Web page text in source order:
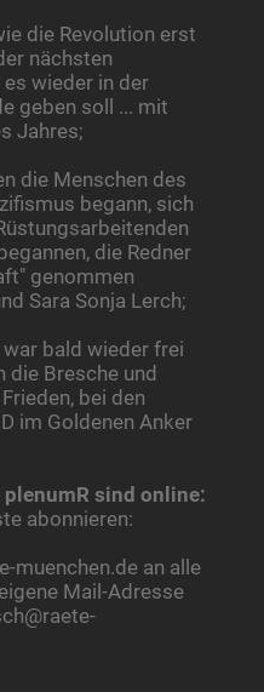
die Revolution erst
nächsten
wieder in der
geben soll ... mit
Jahres;
die Menschen des
begann, sich
die Redner
genommen
Sara Sonja Lerch;
bald wieder frei
die Bresche und
bei den
im Goldenen Anker
sind online:
abonnieren:
muenchen.de an alle
Mail-Adresse